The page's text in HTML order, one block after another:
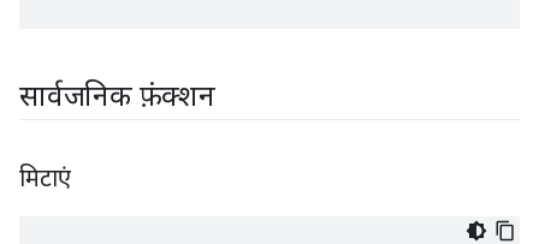
सार्वजनिक फ़ंक्शन
मिटाएं